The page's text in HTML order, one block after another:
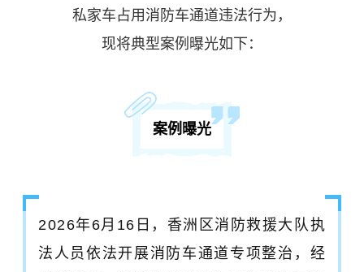
私家车占用消防车通道违法行为，
现将典型案例曝光如下：
案例曝光
2026年6月16日，香洲区消防救援大队执
法人员依法开展消防车通道专项整治，经